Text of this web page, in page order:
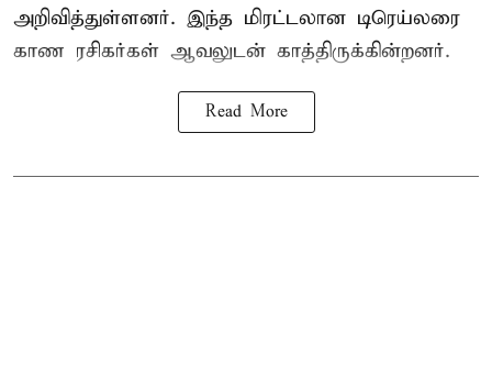
அறிவித்துள்ளனர். இந்த மிரட்டலான டிரெய்லரை
காண ரசிகர்கள் ஆவலுடன் காத்திருக்கின்றனர்.
Read More